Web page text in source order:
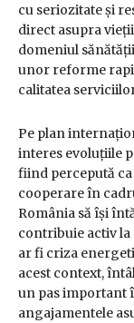
cu seriozitate și
direct asupra
domeniul
unor reforme
calitatea
Pe plan
interes evoluțiile
fiind percepută
cooperare în
România să își
contribuie activ
ar fi criza
acest context,
un pas important
angajamentele